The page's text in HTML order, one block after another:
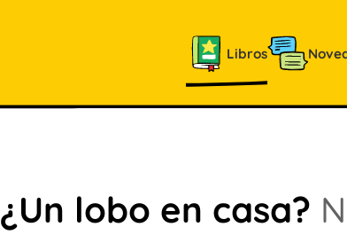
Libros
¿Un lobo en casa?